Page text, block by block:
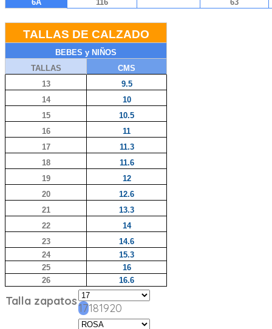
6A
116 63
TALLAS DE CALZADO
BEBES y NIÑOS
TALLAS
CMS
13
9.5
14
10
15
10.5
16
11
17
11.3
18
11.6
19
12
20
12.6
21
13.3
22
14
23
14.6
24
15.3
25
16
26
16.6
Talla zapatos
17181920